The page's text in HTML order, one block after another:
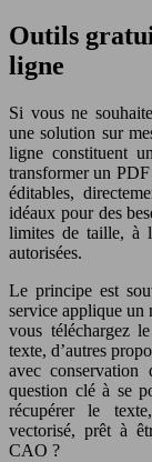
Outils
ligne
Si vous ne
une solution sur
ligne constituent
transformer un
éditables,
idéaux pour des
limites de taille, à
autorisées.
Le principe est
service applique
vous téléchargez
texte, d’autres
avec conservation
question clé à se
récupérer le
vectorisé, prêt à
CAO ?